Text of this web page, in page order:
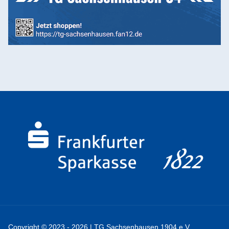
Copyright © 2023 - 2026 | TG Sachsenhausen 1904 e.V.